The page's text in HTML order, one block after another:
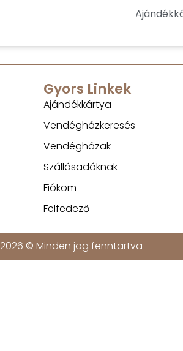
Gyors Linkek
Ajándékkártya
Vendégházkeresés
Vendégházak
Szállásadóknak
Fiókom
Felfedező
2026 © Minden jog fenntartva